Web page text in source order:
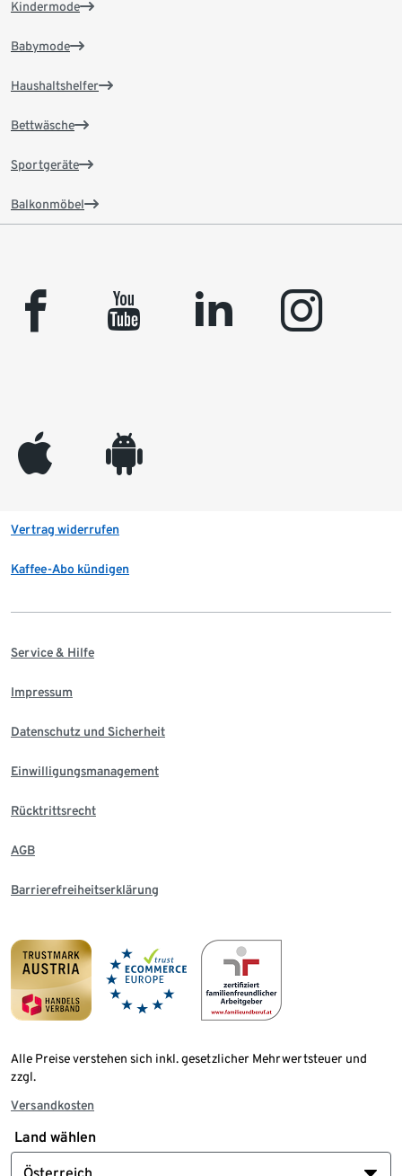
Kindermode
Babymode
Haushaltshelfer
Bettwäsche
Sportgeräte
Balkonmöbel
facebook youtube linkedin instagram
appleinc android
Vertrag widerrufen
Kaffee-Abo kündigen
Service & Hilfe
Impressum
Datenschutz und Sicherheit
Einwilligungsmanagement
Rücktrittsrecht
AGB
Barrierefreiheitserklärung
Alle Preise verstehen sich inkl. gesetzlicher Mehrwertsteuer und
zzgl.
Versandkosten
Land wählen